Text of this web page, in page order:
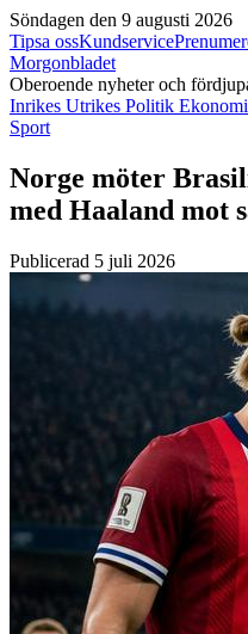
Söndagen den 9 augusti 2026
Tipsa ossKundservice
Morgonbladet
Oberoende nyheter och
Inrikes Utrikes Politik Ekonomi
Sport
Norge möter
med Haaland mot
Publicerad 5 juli 2026